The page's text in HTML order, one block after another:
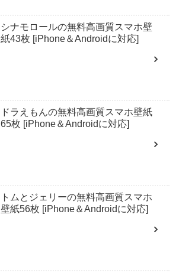
シナモロールの無料高画質スマホ壁
紙43枚 [iPhone＆Androidに対応]
ドラえもんの無料高画質スマホ壁紙
65枚 [iPhone＆Androidに対応]
トムとジェリーの無料高画質スマホ
壁紙56枚 [iPhone＆Androidに対応]